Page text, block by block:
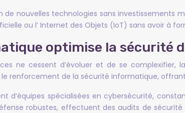
de nouvelles technologies sans
ou l’ Internet des Objets (IoT) sans avoir à
optimise la sécurité
ne cessent d’évoluer et de se
le renforcement de la sécurité informatique,
d’équipes spécialisées en cybersécurité,
robustes, effectuent des audits de